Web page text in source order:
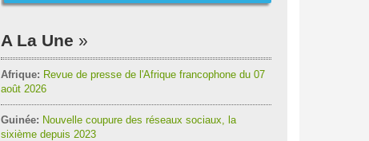
A La Une
Afrique: Revue de presse de l'Afrique francophone du 07
août 2026
Guinée: Nouvelle coupure des réseaux sociaux, la
sixième depuis 2023